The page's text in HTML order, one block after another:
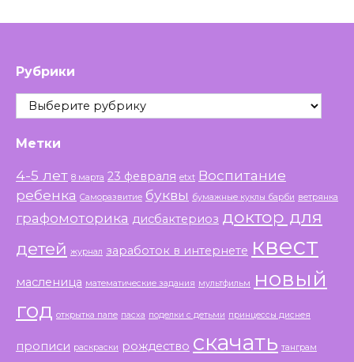
Рубрики
Рубрики
Метки
4-5 лет 8 марта 23 февраля etxt Воспитание
ребенка Саморазвитие буквы бумажные куклы барби ветрянка
графомоторика дисбактериоз доктор для
детей журнал заработок в интернете квест
масленица математические задания мультфильм
новый
год открытка папе пасха поделки с детьми принцессы диснея
прописи раскраски рождество скачать танграм